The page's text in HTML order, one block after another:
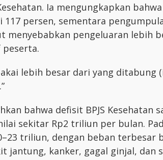
Ia mengungkapkan
117 persen, sementara
menyebabkan pengeluaran lebih
lebih besar dari yang ditabung
bahwa defisit BPJS
sekitar Rp2 triliun per bulan.
triliun, dengan beban
jantung, kanker, gagal ginjal, dan